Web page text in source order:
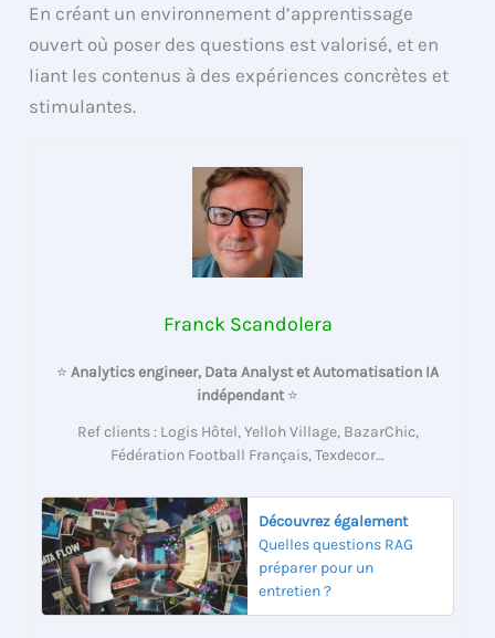
En créant un environnement d’apprentissage
ouvert où poser des questions est valorisé, et en
liant les contenus à des expériences concrètes et
stimulantes.
Franck Scandolera
⭐ Analytics engineer, Data Analyst et Automatisation IA
indépendant⭐
Ref clients : Logis Hôtel, Yelloh Village, BazarChic,
Fédération Football Français, Texdecor…
Découvrez également
Quelles questions RAG
préparer pour un
entretien ?